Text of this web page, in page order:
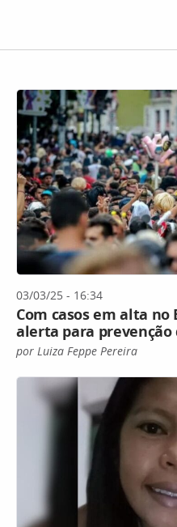
03/03/25 - 16:34
Com casos em alta
alerta para
por Luiza Feppe Pereira